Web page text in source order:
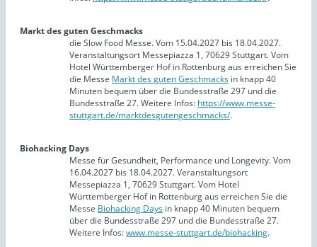
Markt des guten Geschmacks
die Slow Food Messe. Vom 15.04.2027 bis 18.04.2027.
Veranstaltungsort Messepiazza 1, 70629 Stuttgart. Vom
Hotel Württemberger Hof in Rottenburg aus erreichen Sie
die Messe Markt des guten Geschmacks in knapp 40
Minuten bequem über die Bundesstraße 297 und die
Bundesstraße 27. Weitere Infos: https://www.messe-
stuttgart.de/marktdesgutengeschmacks/.
Biohacking Days
Messe für Gesundheit, Performance und Longevity. Vom
16.04.2027 bis 18.04.2027. Veranstaltungsort
Messepiazza 1, 70629 Stuttgart. Vom Hotel
Württemberger Hof in Rottenburg aus erreichen Sie die
Messe Biohacking Days in knapp 40 Minuten bequem
über die Bundesstraße 297 und die Bundesstraße 27.
Weitere Infos:www.messe-stuttgart.de/biohacking.